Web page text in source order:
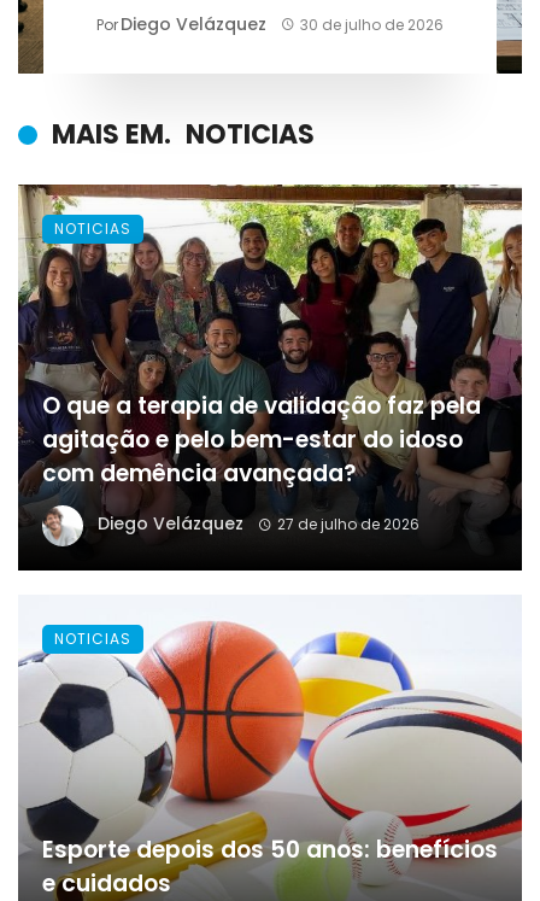
PorDiego Velázquez 30 de julho de 2026
MAIS EM. NOTICIAS
O que a terapia de validação faz pela
agitação e pelo bem-estar do idoso
com demência avançada?
Diego Velázquez 27 de julho de 2026
NOTICIAS
Esporte depois dos 50 anos: benefícios
e cuidados
NOTICIAS